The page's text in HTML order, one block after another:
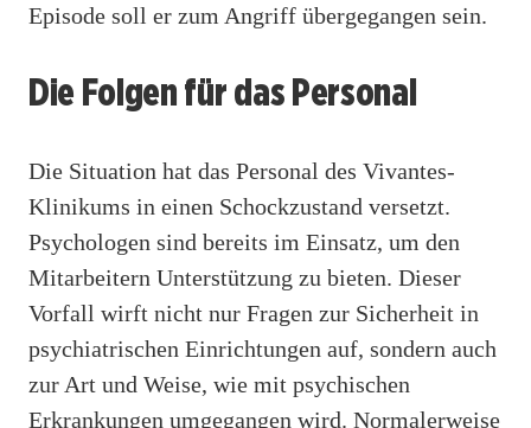
Episode soll er zum Angriff übergegangen sein.
Die Folgen für das Personal
Die Situation hat das Personal des Vivantes-
Klinikums in einen Schockzustand versetzt.
Psychologen sind bereits im Einsatz, um den
Mitarbeitern Unterstützung zu bieten. Dieser
Vorfall wirft nicht nur Fragen zur Sicherheit in
psychiatrischen Einrichtungen auf, sondern auch
zur Art und Weise, wie mit psychischen
Erkrankungen umgegangen wird. Normalerweise